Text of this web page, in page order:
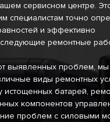
сервисном центре.
специалистам точно
и эффективно
ремонтные
выявленных проблем, мы
виды ремонтных
истощенных батарей,
компонентов
проблем с силовыми